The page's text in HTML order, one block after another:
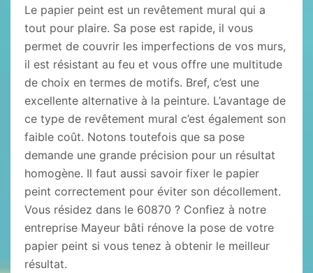
Le papier peint est un revêtement mural qui a
tout pour plaire. Sa pose est rapide, il vous
permet de couvrir les imperfections de vos murs,
il est résistant au feu et vous offre une multitude
de choix en termes de motifs. Bref, c’est une
excellente alternative à la peinture. L’avantage de
ce type de revêtement mural c’est également son
faible coût. Notons toutefois que sa pose
demande une grande précision pour un résultat
homogène. Il faut aussi savoir fixer le papier
peint correctement pour éviter son décollement.
Vous résidez dans le 60870 ? Confiez à notre
entreprise Mayeur bâti rénove la pose de votre
papier peint si vous tenez à obtenir le meilleur
résultat.